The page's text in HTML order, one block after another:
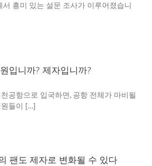
서 흥미 있는 설문 조사가 이루어졌습니
입니까? 제자입니까?
공항으로 입국하면, 공항 전체가 마비될
원들이 […]
팬도 제자로 변화될 수 있다